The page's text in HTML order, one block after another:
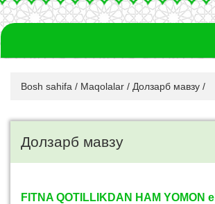
Bosh sahifa / Maqolalar / Долзарб мавзу /
Долзарб мавзу
FITNA QOTILLIKDAN HAM YOMON